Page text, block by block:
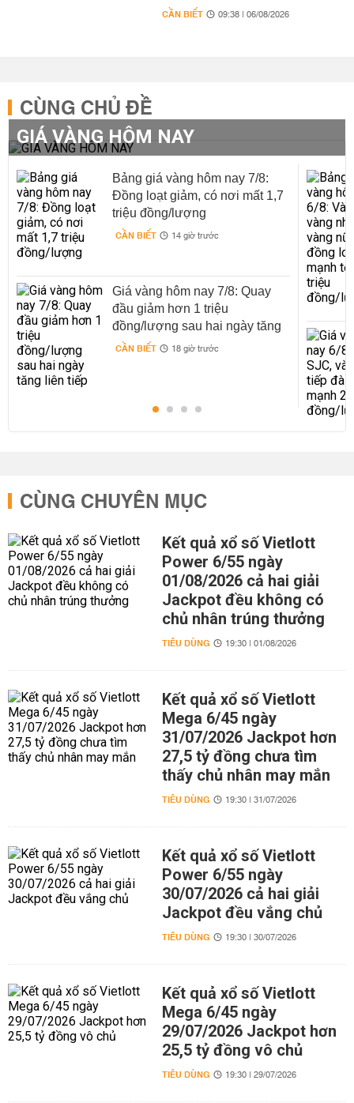
CẦN BIẾT 09:38 | 06/08/2026
CÙNG CHỦ ĐỀ
GIÁ VÀNG HÔM NAY
Bảng giá vàng hôm nay 7/8:
Đồng loạt giảm, có nơi mất 1,7
triệu đồng/lượng
CẦN BIẾT 14 giờ trước
Giá vàng hôm nay 7/8: Quay
đầu giảm hơn 1 triệu
đồng/lượng sau hai ngày tăng
liên tiếp
CẦN BIẾT 18 giờ trước
CÙNG CHUYÊN MỤC
Kết quả xổ số Vietlott
Power 6/55 ngày
01/08/2026 cả hai giải
Jackpot đều không có
chủ nhân trúng thưởng
TIÊU DÙNG 19:30 | 01/08/2026
Kết quả xổ số Vietlott
Mega 6/45 ngày
31/07/2026 Jackpot hơn
27,5 tỷ đồng chưa tìm
thấy chủ nhân may mắn
TIÊU DÙNG 19:30 | 31/07/2026
Kết quả xổ số Vietlott
Power 6/55 ngày
30/07/2026 cả hai giải
Jackpot đều vắng chủ
TIÊU DÙNG 19:30 | 30/07/2026
Kết quả xổ số Vietlott
Mega 6/45 ngày
29/07/2026 Jackpot hơn
25,5 tỷ đồng vô chủ
TIÊU DÙNG 19:30 | 29/07/2026